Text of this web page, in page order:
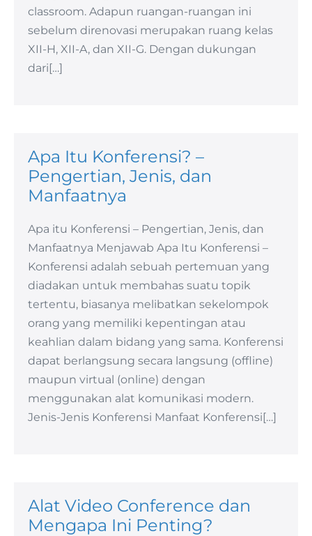
classroom. Adapun ruangan-ruangan ini
sebelum direnovasi merupakan ruang kelas
XII-H, XII-A, dan XII-G. Dengan dukungan
dari[…]
Apa Itu Konferensi? –
Pengertian, Jenis, dan
Manfaatnya
Apa itu Konferensi – Pengertian, Jenis, dan
Manfaatnya Menjawab Apa Itu Konferensi –
Konferensi adalah sebuah pertemuan yang
diadakan untuk membahas suatu topik
tertentu, biasanya melibatkan sekelompok
orang yang memiliki kepentingan atau
keahlian dalam bidang yang sama. Konferensi
dapat berlangsung secara langsung (offline)
maupun virtual (online) dengan
menggunakan alat komunikasi modern.
Jenis-Jenis Konferensi Manfaat Konferensi[…]
Alat Video Conference dan
Mengapa Ini Penting?